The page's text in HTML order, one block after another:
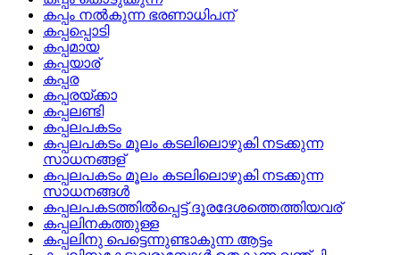
കപ്പം നല്‍കുന്ന ഭരണാധിപന്
കപ്പപ്പൊടി
കപ്പമായ
കപ്പയാര്
കപ്പര
കപ്പരയ്ക്കാ
കപ്പലണ്ടി
കപ്പലപകടം
കപ്പലപകടം മൂലം കടലിലൊഴുകി നടക്കുന്ന
സാധനങ്ങള്
കപ്പലപകടം മൂലം കടലിലൊഴുകി നടക്കുന്ന
സാധനങ്ങള്‍
കപ്പലപകടത്തില്‍പ്പെട്ട്‌ ദൂരദേശത്തെത്തിയവര്
കപ്പലിനകത്തുള്ള
കപ്പലിനു പെട്ടെന്നുണ്ടാകുന്ന ആട്ടം